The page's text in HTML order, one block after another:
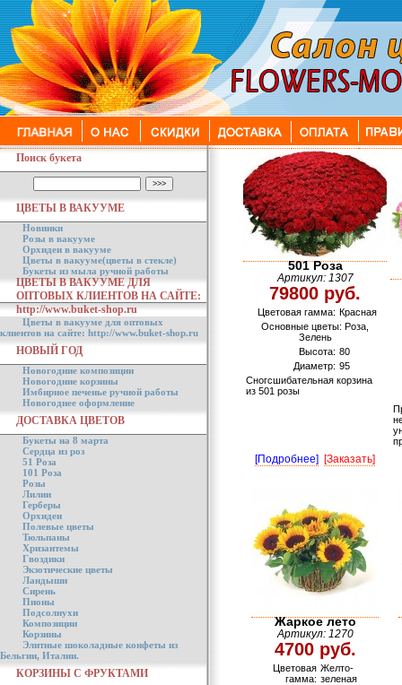
Поиск букета
ЦВЕТЫ В ВАКУУМЕ
Новинки
Розы в вакууме
Орхидеи в вакууме
Цветы в вакууме(цветы в стекле)
Букеты из мыла ручной работы
ЦВЕТЫ В ВАКУУМЕ ДЛЯ
ОПТОВЫХ КЛИЕНТОВ НА САЙТЕ:
http://www.buket-shop.ru
Цветы в вакууме для оптовых
клиентов на сайте: http://www.buket-shop.ru
НОВЫЙ ГОД
Новогодние композиции
Новогодние корзины
Имбирное печенье ручной работы
Новогоднее оформление
ДОСТАВКА ЦВЕТОВ
Букеты на 8 марта
Сердца из роз
51 Роза
101 Роза
Розы
Лилии
Герберы
Орхидеи
Полевые цветы
Тюльпаны
Хризантемы
Гвоздики
Экзотические цветы
Ландыши
Сирень
Пионы
Подсолнухи
Композиции
Корзины
Элитные шоколадные конфеты из
Бельгии, Италии.
КОРЗИНЫ С ФРУКТАМИ
501 Роза
Артикул: 1307
79800 руб.
Цветовая гамма: Красная
Основные цветы: Роза,
Зелень
Высота: 80
Диаметр: 95
Сногсшибательная корзина
из 501 розы
[Подробнее] [Заказать]
Жаркое лето
Артикул: 1270
4700 руб.
Цветовая
гамма:
Желто-
зеленая